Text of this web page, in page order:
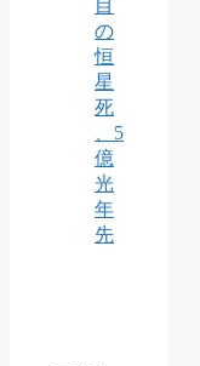
目
の
恒
星
死
、5
億
光
年
先